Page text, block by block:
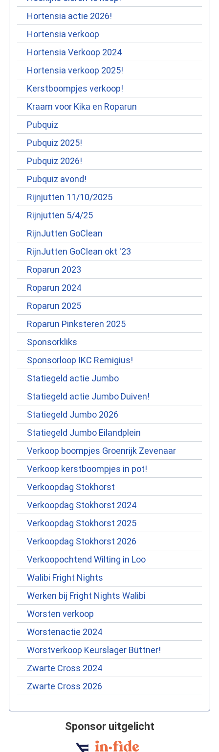
Hortensia actie 2026!
Hortensia verkoop
Hortensia Verkoop 2024
Hortensia verkoop 2025!
Kerstboompjes verkoop!
Kraam voor Kika en Roparun
Pubquiz
Pubquiz 2025!
Pubquiz 2026!
Pubquiz avond!
Rijnjutten 11/10/2025
Rijnjutten 5/4/25
RijnJutten GoClean
RijnJutten GoClean okt '23
Roparun 2023
Roparun 2024
Roparun 2025
Roparun Pinksteren 2025
Sponsorkliks
Sponsorloop IKC Remigius!
Statiegeld actie Jumbo
Statiegeld actie Jumbo Duiven!
Statiegeld Jumbo 2026
Statiegeld Jumbo Eilandplein
Verkoop boompjes Groenrijk Zevenaar
Verkoop kerstboompjes in pot!
Verkoopdag Stokhorst
Verkoopdag Stokhorst 2024
Verkoopdag Stokhorst 2025
Verkoopdag Stokhorst 2026
Verkoopochtend Wilting in Loo
Walibi Fright Nights
Werken bij Fright Nights Walibi
Worsten verkoop
Worstenactie 2024
Worstverkoop Keurslager Büttner!
Zwarte Cross 2024
Zwarte Cross 2026
Sponsor uitgelicht